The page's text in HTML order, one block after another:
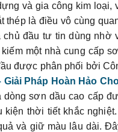
và gia công kim
thép là điều vô cùng
chủ đầu tư tin dùng nhờ
một nhà cung cấp
được phân phối bởi
Pháp Hoàn Hảo
dòng sơn dầu cao cấp
kiện thời tiết khắc
và giữ màu lâu dài.